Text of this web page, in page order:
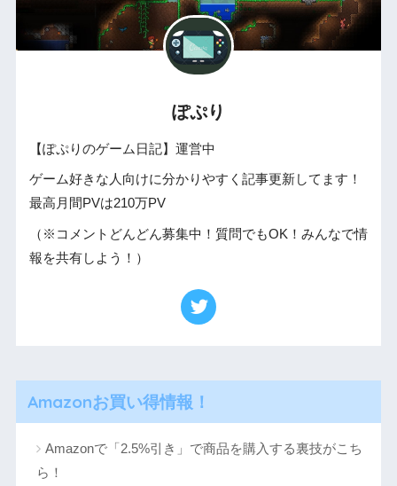
ぽぷり
【ぽぷりのゲーム日記】運営中
ゲーム好きな人向けに分かりやすく記事更新してます！
最高月間PVは210万PV
（※コメントどんどん募集中！質問でもOK！みんなで情
報を共有しよう！）
Amazonお買い得情報！
Amazonで「2.5%引き」で商品を購入する裏技がこち
ら！